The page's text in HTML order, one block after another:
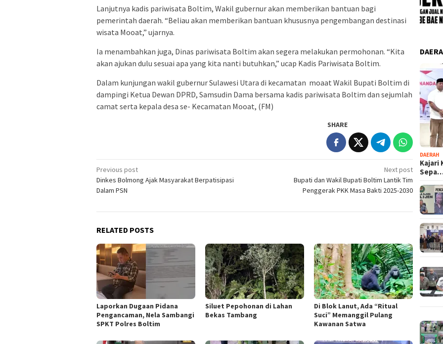
Lanjutnya kadis pariwisata Boltim, Wakil gubernur akan memberikan bantuan bagi
pemerintah daerah. “Beliau akan memberikan bantuan khususnya pengembangan destinasi
wisata Mooat,” ujarnya.
Ia menambahkan juga, Dinas pariwisata Boltim akan segera melakukan permohonan. “Kita
akan ajukan dulu sesuai apa yang kita nanti butuhkan,” ucap Kadis Pariwisata Boltim.
Dalam kunjungan wakil gubernur Sulawesi Utara di kecamatan moaat Wakil Bupati Boltim di
dampingi Ketua Dewan DPRD, Samsudin Dama bersama kadis pariwisata Boltim dan sejumlah
camat serta kepala desa se- Kecamatan Mooat, (FM)
SHARE
Post
navigation
Previous post
Dinkes Bolmong Ajak Masyarakat Berpatisipasi
Dalam PSN
Next post
Bupati dan Wakil Bupati Boltim Lantik Tim
Penggerak PKK Masa Bakti 2025-2030
RELATED POSTS
Laporkan Dugaan Pidana
Pengancaman, Nela Sambangi
SPKT Polres Boltim
Siluet Pepohonan di Lahan
Bekas Tambang
Di Blok Lanut, Ada “Ritual
Suci” Memanggil Pulang
Kawanan Satwa
DAERAH
Kajari